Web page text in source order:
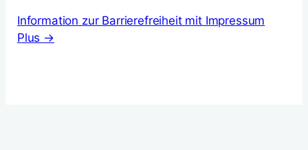
Information zur Barrierefreiheit mit Impressum
Plus →